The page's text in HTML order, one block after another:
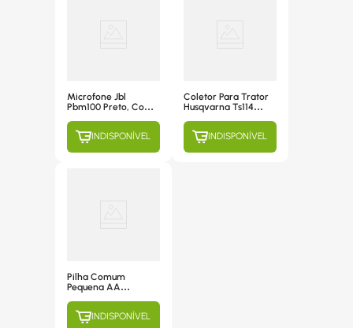
Microfone Jbl
Pbm100 Preto, Com
INDISPONÍVEL
Coletor Para Trator
Husqvarna Ts114
INDISPONÍVEL
Pilha Comum
Pequena AA
unidades
INDISPONÍVEL